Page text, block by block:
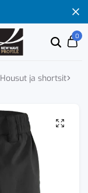
Etsi
0
Housut ja shortsit